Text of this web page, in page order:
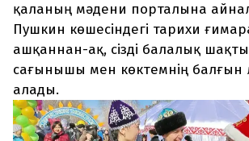
Редакциямен байланыс
+7 708 604 51 06
Жарнама бөлімі
+7 701 220 64 52
Пошта
zhasalash100@gmail.com
қаланың мәдени порталына
Пушкин көшесіндегі тарихи
ашқаннан-ақ, сізді балалық
сағынышы мен көктемнің балғын
алады.